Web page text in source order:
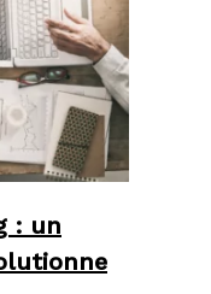
: un